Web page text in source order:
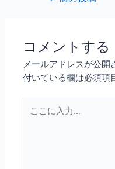
コメントする
メールアドレスが公開
付いている欄は必須項
こ